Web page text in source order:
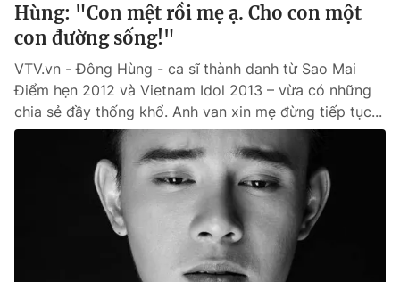
Hùng: "Con mệt rồi mẹ ạ. Cho con một
con đường sống!"
VTV.vn - Đông Hùng - ca sĩ thành danh từ Sao Mai
Điểm hẹn 2012 và Vietnam Idol 2013 – vừa có những
chia sẻ đầy thống khổ. Anh van xin mẹ đừng tiếp tục...